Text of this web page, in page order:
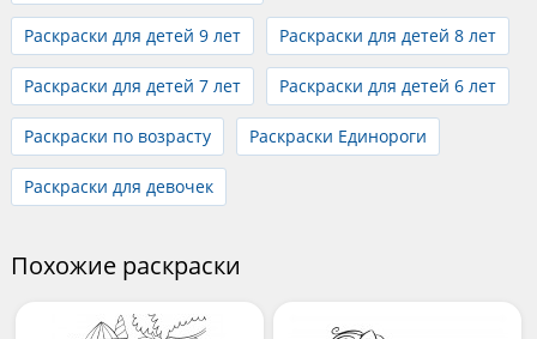
Раскраски для детей 9 лет Раскраски для детей 8 лет
Раскраски для детей 7 лет Раскраски для детей 6 лет
Раскраски по возрасту Раскраски Единороги
Раскраски для девочек
Похожие раскраски